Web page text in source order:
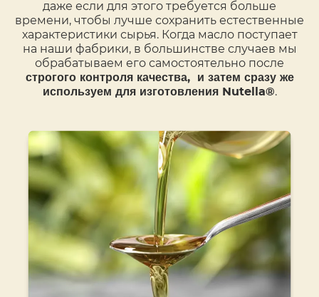
даже если для этого требуется больше
времени, чтобы лучше сохранить естественные
характеристики сырья. Когда масло поступает
на наши фабрики, в большинстве случаев мы
обрабатываем его самостоятельно после
строгого контроля качества, и затем сразу же
используем для изготовления Nutella®.